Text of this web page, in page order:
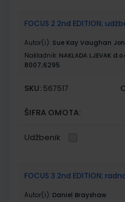
FOCUS 2 2nd EDITION;
Autor(i): Sue Kay Vaughan
Nakladnik: NAKLADA LJEVAK
8007;6295
SKU: 567517
ŠIFRA OMOTA:
Udžbenik
FOCUS 3 2nd EDITION;
Autor(i): Daniel Brayshaw